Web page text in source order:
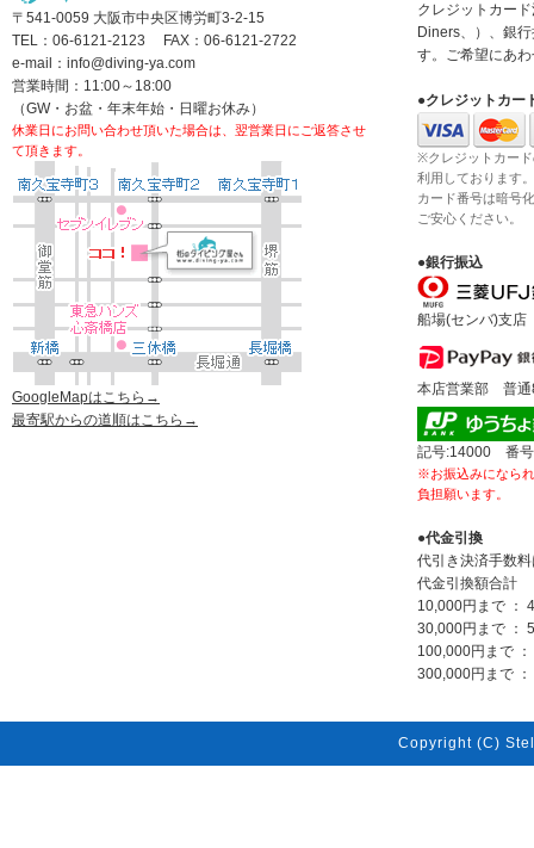
〒541-0059 大阪市中央区博労町3-2-15
TEL：06-6121-2123 FAX：06-6121-2722
e-mail：info@diving-ya.com
営業時間：11:00～18:00
（GW・お盆・年末年始・日曜お休み）
休業日にお問い合わせ頂いた場合は、翌営業日にご返答させ
て頂きます。
GoogleMapはこちら→
最寄駅からの道順はこちら→
クレジットカー
Diners、）、銀
す。ご希望にあ
●クレジットカー
※クレジットカー
利用しております。
カード番号は暗号
ご安心ください。
●銀行振込
船場(センバ)支
本店営業部 普通
記号:14000 番号
※お振込みになら
負担願います。
●代金引換
代引き決済手数
代金引換額合計
10,000円まで ：
30,000円まで ：
100,000円まで
300,000円まで
Copyright (C)